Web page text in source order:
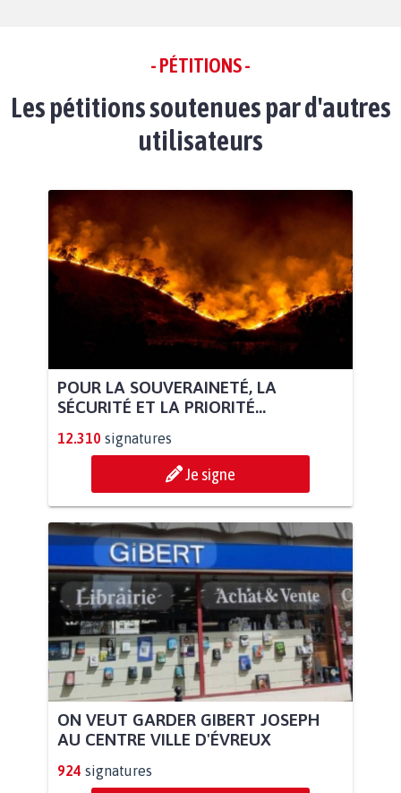
- PÉTITIONS -
Les pétitions soutenues par d'autres
utilisateurs
POUR LA SOUVERAINETÉ, LA
SÉCURITÉ ET LA PRIORITÉ...
12.310 signatures
Je signe
ON VEUT GARDER GIBERT JOSEPH
AU CENTRE VILLE D'ÉVREUX
924 signatures